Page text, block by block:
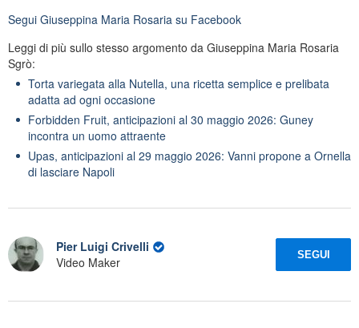
Segui Giuseppina Maria Rosaria su Facebook
Leggi di più sullo stesso argomento da Giuseppina Maria Rosaria
Sgrò:
Torta variegata alla Nutella, una ricetta semplice e prelibata
adatta ad ogni occasione
Forbidden Fruit, anticipazioni al 30 maggio 2026: Guney
incontra un uomo attraente
Upas, anticipazioni al 29 maggio 2026: Vanni propone a Ornella
di lasciare Napoli
Pier Luigi Crivelli
Video Maker
SEGUI